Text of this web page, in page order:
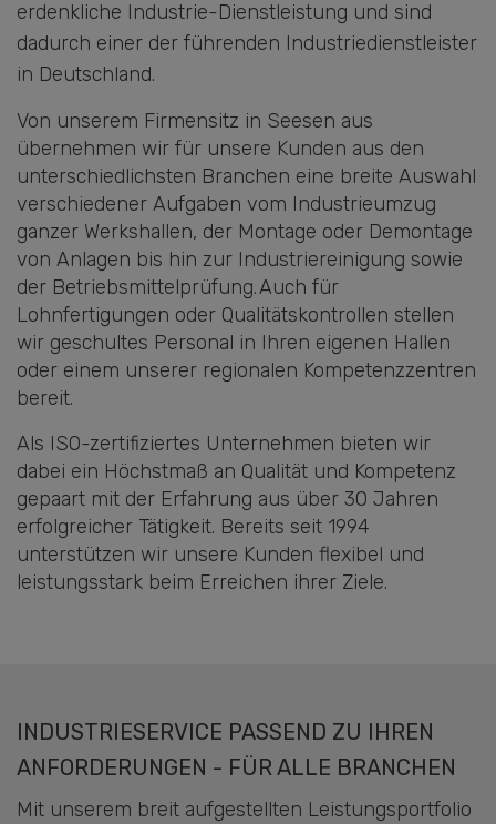
erdenkliche Industrie-Dienstleistung und sind
dadurch einer der führenden Industriedienstleister
in Deutschland.
Von unserem Firmensitz in Seesen aus
übernehmen wir für unsere Kunden aus den
unterschiedlichsten Branchen eine breite Auswahl
verschiedener Aufgaben vom Industrieumzug
ganzer Werkshallen, der Montage oder Demontage
von Anlagen bis hin zur Industriereinigung sowie
der Betriebsmittelprüfung. Auch für
Lohnfertigungen oder Qualitätskontrollen stellen
wir geschultes Personal in Ihren eigenen Hallen
oder einem unserer regionalen Kompetenzzentren
bereit.
Als ISO-zertifiziertes Unternehmen bieten wir
dabei ein Höchstmaß an Qualität und Kompetenz
gepaart mit der Erfahrung aus über 30 Jahren
erfolgreicher Tätigkeit. Bereits seit 1994
unterstützen wir unsere Kunden flexibel und
leistungsstark beim Erreichen ihrer Ziele.
INDUSTRIESERVICE PASSEND ZU IHREN
ANFORDERUNGEN - FÜR ALLE BRANCHEN
Mit unserem breit aufgestellten Leistungsportfolio